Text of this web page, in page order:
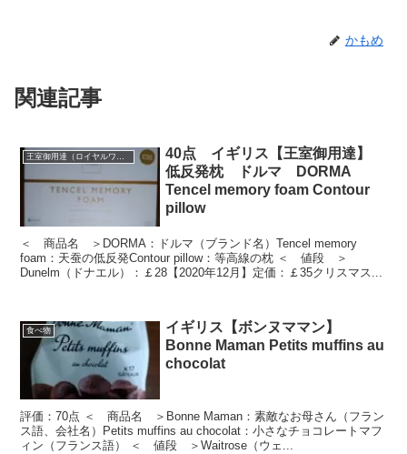
かもめ
関連記事
王室御用達（ロイヤルワラント）
40点 イギリス【王室御用達】
低反発枕 ドルマ DORMA
Tencel memory foam Contour
pillow
＜ 商品名 ＞DORMA：ドルマ（ブランド名）Tencel memory
foam：天蚕の低反発Contour pillow：等高線の枕 ＜ 値段 ＞
Dunelm（ドナエル）：￡28【2020年12月】定価：￡35クリスマス...
食べ物
イギリス【ボンヌママン】
Bonne Maman Petits muffins au
chocolat
評価：70点 ＜ 商品名 ＞Bonne Maman：素敵なお母さん（フラン
ス語、会社名）Petits muffins au chocolat：小さなチョコレートマフ
ィン（フランス語） ＜ 値段 ＞Waitrose（ウェ...